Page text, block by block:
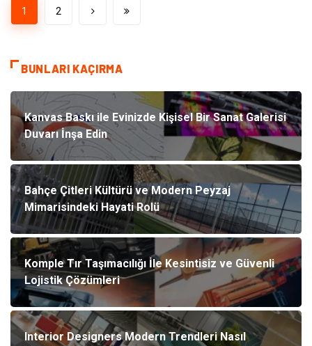
1 2
BUNLARI KAÇIRMA
Kanvas Baskı ile Evinizde Kişisel Bir Sanat Galerisi
Duvarı İnşa Edin
Bahçe Çitleri Kültürü ve Modern Peyzaj
Mimarisindeki Hayati Rolü
Komple Tır Taşımacılığı İle Kesintisiz ve Güvenli
Lojistik Çözümleri
Interior Designers Modern Trendleri Nasıl